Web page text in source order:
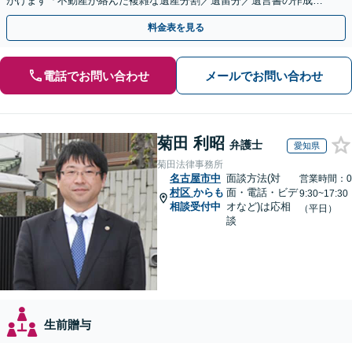
執行／事業承継など、お任せください」【休日相談あり】
料金表を見る
電話でお問い合わせ メールでお問い合わせ
菊田 利昭 弁護士 愛知県
菊田法律事務所
名古屋市中
村区 からも
相談受付中
面談方法(対
面・電話・ビデ
オなど)は応相
談
営業時間：0
9:30~17:30
（平日）
生前贈与